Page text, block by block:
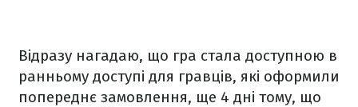
Відразу нагадаю, що гра стала доступною в
ранньому доступі для гравців, які оформили
попереднє замовлення, ще 4 дні тому, що